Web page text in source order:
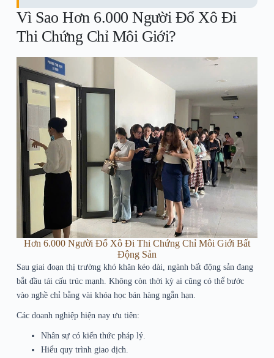
Vì Sao Hơn 6.000 Người Đổ Xô Đi
Thi Chứng Chỉ Môi Giới?
Hơn 6.000 Người Đổ Xô Đi Thi Chứng Chỉ Môi Giới Bất
Động Sản
Sau giai đoạn thị trường khó khăn kéo dài, ngành bất động sản đang
bắt đầu tái cấu trúc mạnh. Không còn thời kỳ ai cũng có thể bước
vào nghề chỉ bằng vài khóa học bán hàng ngắn hạn.
Các doanh nghiệp hiện nay ưu tiên:
Nhân sự có kiến thức pháp lý.
Hiểu quy trình giao dịch.